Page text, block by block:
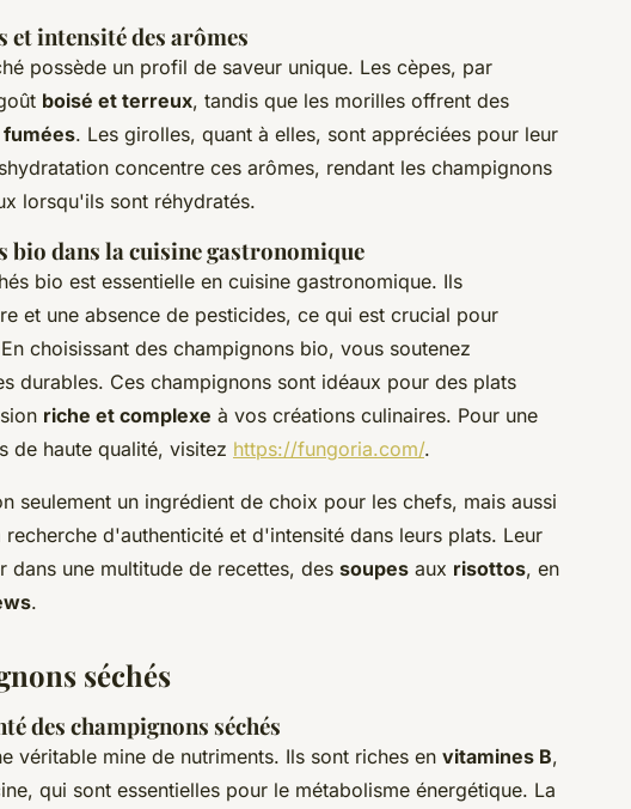
et intensité des arômes
possède un profil de saveur unique. Les cèpes, par
boisé et terreux, tandis que les morilles offrent des
. Les girolles, quant à elles, sont appréciées pour leur
concentre ces arômes, rendant les champignons
lorsqu'ils sont réhydratés.
bio dans la cuisine gastronomique
bio est essentielle en cuisine gastronomique. Ils
et une absence de pesticides, ce qui est crucial pour
choisissant des champignons bio, vous soutenez
durables. Ces champignons sont idéaux pour des plats
riche et complexe à vos créations culinaires. Pour une
de haute qualité, visitez https://fungoria.com/.
seulement un ingrédient de choix pour les chefs, mais aussi
d'authenticité et d'intensité dans leurs plats. Leur
dans une multitude de recettes, des soupes aux risottos, en
.
séchés
des champignons séchés
véritable mine de nutriments. Ils sont riches en vitamines B,
qui sont essentielles pour le métabolisme énergétique. La